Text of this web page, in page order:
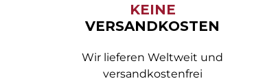
KEINE
VERSANDKOSTEN
Wir lieferen Weltweit und
versandkostenfrei